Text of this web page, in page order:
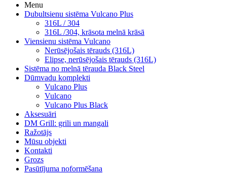
Menu
Dubultsienu sistēma Vulcano Plus
316L / 304
316L /304, krāsota melnā krāsā
Viensienu sistēma Vulcano
Nerūsējošais tērauds (316L)
Elipse, nerūsējošais tērauds (316L)
Sistēma no melnā tērauda Black Steel
Dūmvadu komplekti
Vulcano Plus
Vulcano
Vulcano Plus Black
Aksesuāri
DM Grill: grili un mangali
Ražotājs
Mūsu objekti
Kontakti
Grozs
Pasūtījuma noformēšana